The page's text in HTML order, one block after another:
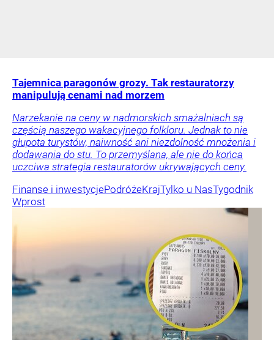
Tajemnica paragonów grozy. Tak restauratorzy
manipulują cenami nad morzem
Narzekanie na ceny w nadmorskich smażalniach są
częścią naszego wakacyjnego folkloru. Jednak to nie
głupota turystów, naiwność ani niezdolność mnożenia i
dodawania do stu. To przemyślana, ale nie do końca
uczciwa strategia restauratorów ukrywających ceny.
Finanse i inwestycjePodróżeKrajTylko u NasTygodnik
Wprost